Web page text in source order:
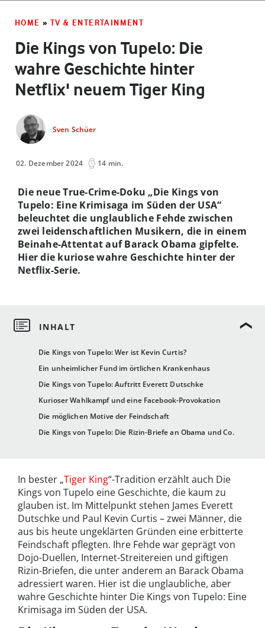
HOME » TV & ENTERTAINMENT
Die Kings von Tupelo: Die
wahre Geschichte hinter
Netflix' neuem Tiger King
Sven Schüer
02. Dezember 2024 14 min.
Die Kings von Tupelo: Wer ist Kevin Curtis?
Ein unheimlicher Fund im örtlichen Krankenhaus
Die Kings von Tupelo: Auftritt Everett Dutschke
Kurioser Wahlkampf und eine Facebook-Provokation
Die möglichen Motive der Feindschaft
Die Kings von Tupelo: Die Rizin-Briefe an Obama und Co.
Die neue True-Crime-Doku „Die Kings von
Tupelo: Eine Krimisaga im Süden der USA“
beleuchtet die unglaubliche Fehde zwischen
zwei leidenschaftlichen Musikern, die in einem
Beinahe-Attentat auf Barack Obama gipfelte.
Hier die kuriose wahre Geschichte hinter der
Netflix-Serie.
In bester „Tiger King“-Tradition erzählt auch Die
Kings von Tupelo eine Geschichte, die kaum zu
glauben ist. Im Mittelpunkt stehen James Everett
Dutschke und Paul Kevin Curtis – zwei Männer, die
aus bis heute ungeklärten Gründen eine erbitterte
Feindschaft pflegten. Ihre Fehde war geprägt von
Dojo-Duellen, Internet-Streitereien und giftigen
Rizin-Briefen, die unter anderem an Barack Obama
adressiert waren. Hier ist die unglaubliche, aber
wahre Geschichte hinter Die Kings von Tupelo: Eine
Krimisaga im Süden der USA.